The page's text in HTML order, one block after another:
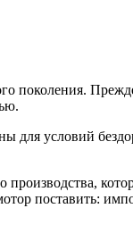
поколения.
для условий
производства,
поставить: